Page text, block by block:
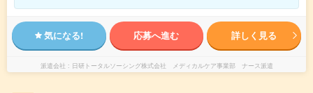
気になる! 応募へ進む 詳しく見る
派遣会社 日研トータルソーシング株式会社 メディカルケア事業部 ナース派遣